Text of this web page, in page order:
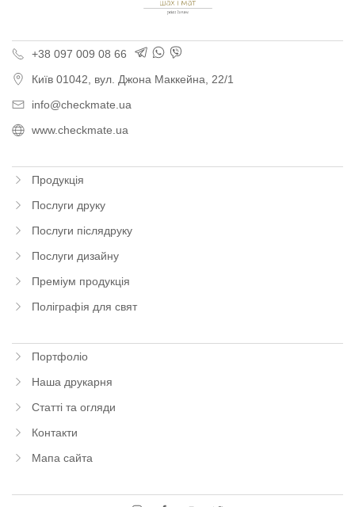
+38 097 009 08 66
Київ 01042, вул. Джона Маккейна, 22/1
info@checkmate.ua
www.checkmate.ua
Продукція
Послуги друку
Послуги післядруку
Послуги дизайну
Преміум продукція
Поліграфія для свят
Портфоліо
Наша друкарня
Статті та огляди
Контакти
Мапа сайта